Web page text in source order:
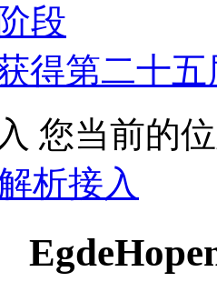
段
得第二十
您当前的
析接入